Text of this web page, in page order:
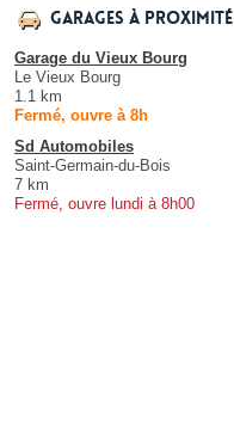
Garages à proximité
Garage du Vieux Bourg
Le Vieux Bourg
1.1 km
Fermé, ouvre à 8h
Sd Automobiles
Saint-Germain-du-Bois
7 km
Fermé, ouvre lundi à 8h00